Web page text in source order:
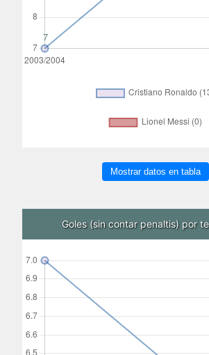
Mostrar datos en tabla
Goles (sin contar penaltis) por